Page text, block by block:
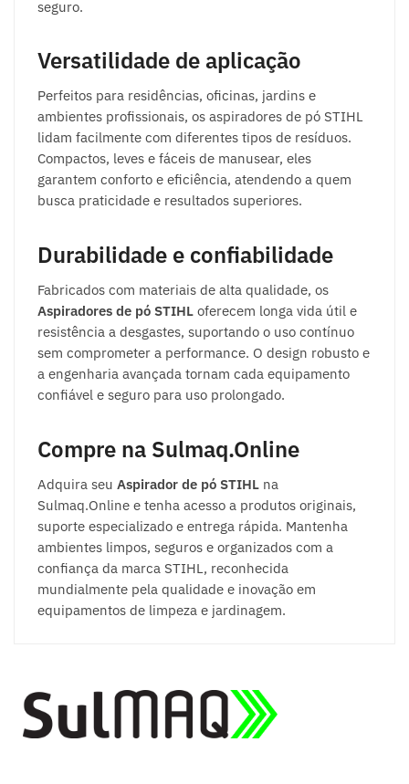
seguro.
Versatilidade de aplicação
Perfeitos para residências, oficinas, jardins e
ambientes profissionais, os aspiradores de pó STIHL
lidam facilmente com diferentes tipos de resíduos.
Compactos, leves e fáceis de manusear, eles
garantem conforto e eficiência, atendendo a quem
busca praticidade e resultados superiores.
Durabilidade e confiabilidade
Fabricados com materiais de alta qualidade, os
Aspiradores de pó STIHL oferecem longa vida útil e
resistência a desgastes, suportando o uso contínuo
sem comprometer a performance. O design robusto e
a engenharia avançada tornam cada equipamento
confiável e seguro para uso prolongado.
Compre na Sulmaq.Online
Adquira seu Aspirador de pó STIHL na
Sulmaq.Online e tenha acesso a produtos originais,
suporte especializado e entrega rápida. Mantenha
ambientes limpos, seguros e organizados com a
confiança da marca STIHL, reconhecida
mundialmente pela qualidade e inovação em
equipamentos de limpeza e jardinagem.